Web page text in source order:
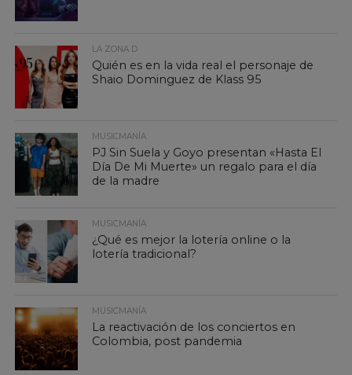
LA ZONA D
Quién es en la vida real el personaje de
Shaio Dominguez de Klass 95
MUSICMANÍA
PJ Sin Suela y Goyo presentan «Hasta El
Día De Mi Muerte» un regalo para el día
de la madre
MUSICMANÍA
¿Qué es mejor la lotería online o la
lotería tradicional?
MUSICMANÍA
La reactivación de los conciertos en
Colombia, post pandemia